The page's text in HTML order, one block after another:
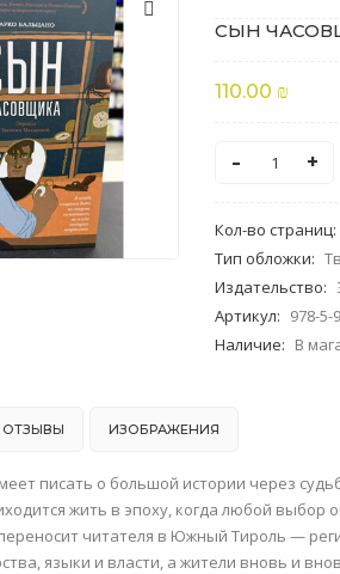
СЫН
110.00 ₪
- +
Кол-во страниц:
Тип обложки:
Издательство:
Артикул: 978-5-
Наличие: В
ОТЗЫВЫ ИЗОБРАЖЕНИЯ
писать о большой истории через
жить в эпоху, когда любой выбор
читателя в Южный Тироль —
языки и власти, а жители вновь и